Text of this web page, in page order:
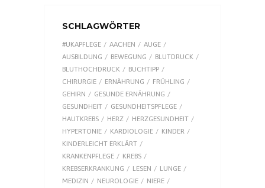
SCHLAGWÖRTER
#UKAPFLEGE AACHEN
AUGE
AUSBILDUNG
BEWEGUNG
BLUTDRUCK
BLUTHOCHDRUCK
BUCHTIPP
CHIRURGIE
ERNÄHRUNG
FRÜHLING
GEHIRN
GESUNDE ERNÄHRUNG
GESUNDHEIT
GESUNDHEITSPFLEGE
HAUTKREBS
HERZ
HERZGESUNDHEIT
HYPERTONIE
KARDIOLOGIE
KINDER
KINDERLEICHT ERKLÄRT
KRANKENPFLEGE
KREBS
KREBSERKRANKUNG
LESEN
LUNGE
MEDIZIN
NEUROLOGIE
NIERE